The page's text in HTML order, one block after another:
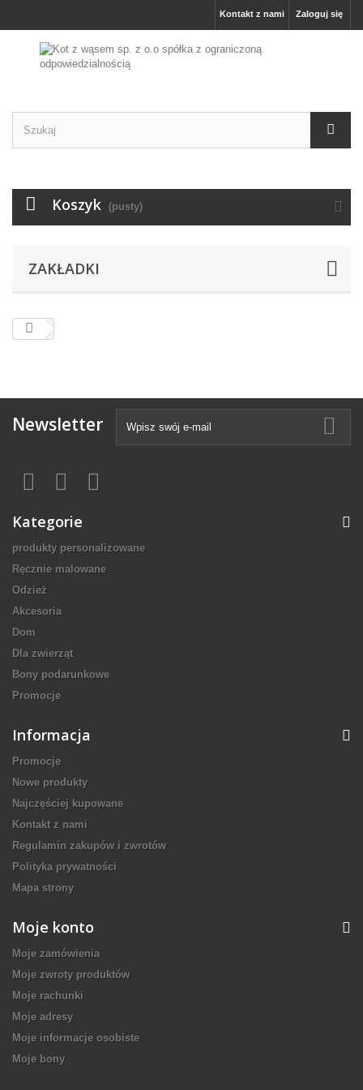
Zaloguj się
Kontakt z nami
Koszyk (pusty)
ZAKŁADKI
Newsletter
Kategorie
produkty personalizowane
Ręcznie malowane
Odzież
Akcesoria
Dom
Dla zwierząt
Bony podarunkowe
Promocje
Informacja
Promocje
Nowe produkty
Najczęściej kupowane
Kontakt z nami
Regulamin zakupów i zwrotów
Polityka prywatności
Mapa strony
Moje konto
Moje zamówienia
Moje zwroty produktów
Moje rachunki
Moje adresy
Moje informacje osobiste
Moje bony